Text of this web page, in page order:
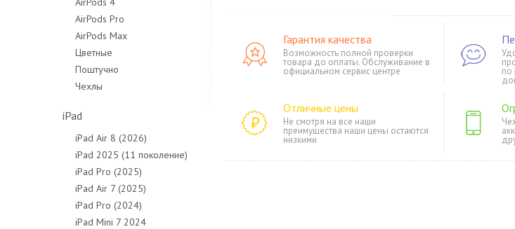
AirPods Pro
AirPods Max
Цветные
Поштучно
Чехлы
iPad
iPad Air 8 (2026)
iPad 2025 (11 поколение)
iPad Pro (2025)
iPad Air 7 (2025)
iPad Pro (2024)
iPad Mini 7 2024
Гарантия качества
Возможность полной проверки
товара до оплаты. Обслуживание в
официальном сервис центре по
Отличные цены
Не смотря на все наши
преимущества наши цены остаются
низкими